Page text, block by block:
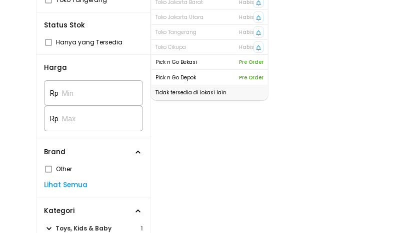
Status Stok
Hanya yang Tersedia
Harga
Rp Min
Rp Max
Brand
Other
Lihat Semua
Kategori
Toys, Kids & Baby 1
Toko Jakarta Barat
Habis
Toko Jakarta Utara
Habis
Toko Tangerang
Habis
Toko Cikupa
Habis
Pick n Go Bekasi
Pre Order
Pick n Go Depok
Pre Order
Tidak tersedia di lokasi lain